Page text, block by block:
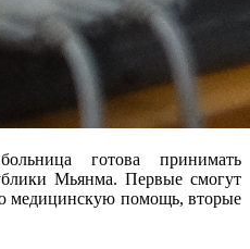
готова принимать
Мьянма. Первые смогут
медицинскую помощь, вторые